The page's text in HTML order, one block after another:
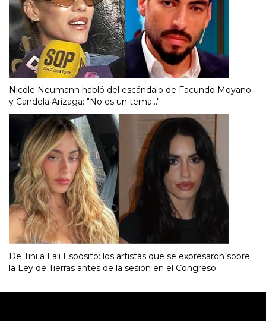
Nicole Neumann habló del escándalo de Facundo Moyano
y Candela Arizaga: "No es un tema..."
De Tini a Lali Espósito: los artistas que se expresaron sobre
la Ley de Tierras antes de la sesión en el Congreso